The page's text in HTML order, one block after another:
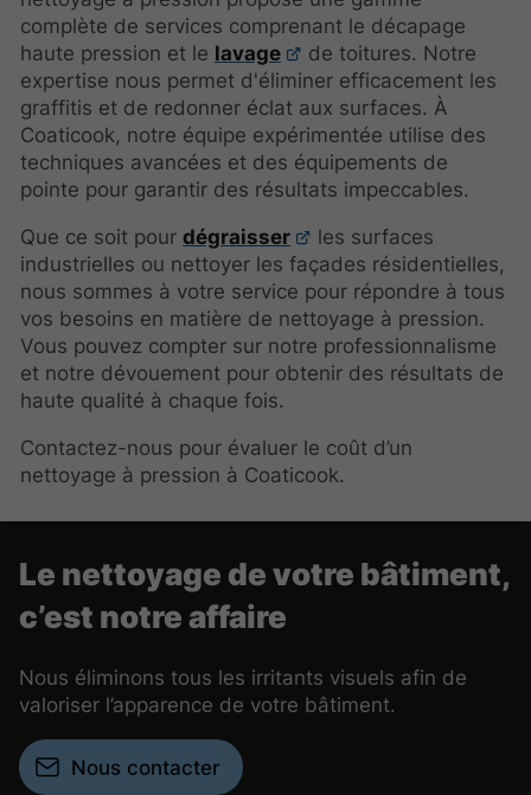
complète de services comprenant le décapage
haute pression et le lavage
de toitures. Notre
expertise nous permet d'éliminer efficacement les
graffitis et de redonner éclat aux surfaces. À
Coaticook, notre équipe expérimentée utilise des
techniques avancées et des équipements de
pointe pour garantir des résultats impeccables.
Que ce soit pour dégraisser
les surfaces
industrielles ou nettoyer les façades résidentielles,
nous sommes à votre service pour répondre à tous
vos besoins en matière de nettoyage à pression.
Vous pouvez compter sur notre professionnalisme
et notre dévouement pour obtenir des résultats de
haute qualité à chaque fois.
Contactez-nous pour évaluer le coût d’un
nettoyage à pression à Coaticook.
Le nettoyage de votre bâtiment,
c’est notre affaire
Nous éliminons tous les irritants visuels afin de
valoriser l’apparence de votre bâtiment.
Nous contacter